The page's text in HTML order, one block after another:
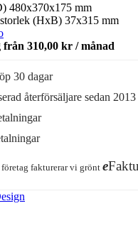
480x370x175 mm
(HxB) 37x315 mm
från 310,00 kr / månad
30 dagar
återförsäljare sedan 2013
fakturerar vi grönte